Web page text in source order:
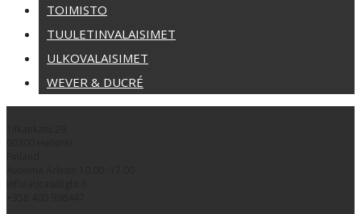
TOIMISTO
TUULETINVALAISIMET
ULKOVALAISIMET
WEVER & DUCRÉ